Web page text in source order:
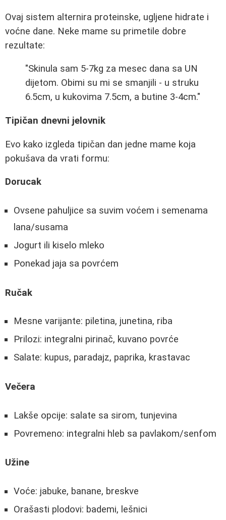
Ovaj sistem alternira proteinske, ugljene hidrate i
voćne dane. Neke mame su primetile dobre
rezultate:
"Skinula sam 5-7kg za mesec dana sa UN
dijetom. Obimi su mi se smanjili - u struku
6.5cm, u kukovima 7.5cm, a butine 3-4cm."
Tipičan dnevni jelovnik
Evo kako izgleda tipičan dan jedne mame koja
pokušava da vrati formu:
Dorucak
Ovsene pahuljice sa suvim voćem i semenama
lana/susama
Jogurt ili kiselo mleko
Ponekad jaja sa povrćem
Ručak
Mesne varijante: piletina, junetina, riba
Prilozi: integralni pirinač, kuvano povrće
Salate: kupus, paradajz, paprika, krastavac
Večera
Lakše opcije: salate sa sirom, tunjevina
Povremeno: integralni hleb sa pavlakom/senfom
Užine
Voće: jabuke, banane, breskve
Orašasti plodovi: bademi, lešnici